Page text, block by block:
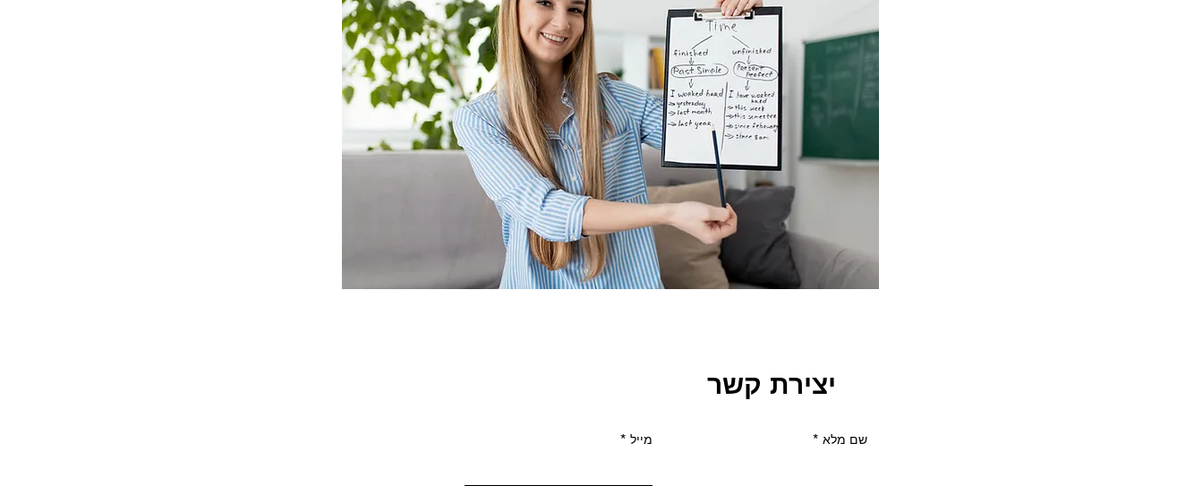
יצירת קשר
שם מלא מייל